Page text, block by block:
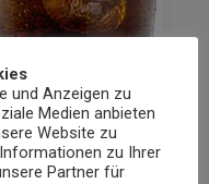
und Anzeigen zu
Medien anbieten
Website zu
zu Ihrer
Partner für